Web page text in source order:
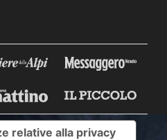
relative alla privacy